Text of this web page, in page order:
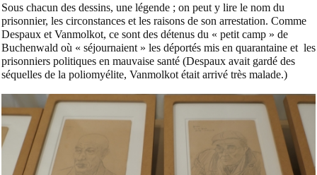
Sous chacun des dessins, une légende ; on peut y lire le nom du
prisonnier, les circonstances et les raisons de son arrestation. Comme
Despaux et Vanmolkot, ce sont des détenus du « petit camp » de
Buchenwald où « séjournaient » les déportés mis en quarantaine et les
prisonniers politiques en mauvaise santé (Despaux avait gardé des
séquelles de la poliomyélite, Vanmolkot était arrivé très malade.)